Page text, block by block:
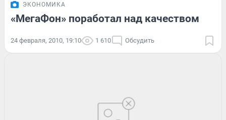
ЭКОНОМИКА
«МегаФон» поработал над качеством
24 февраля, 2010, 19:10 1 610 Обсудить